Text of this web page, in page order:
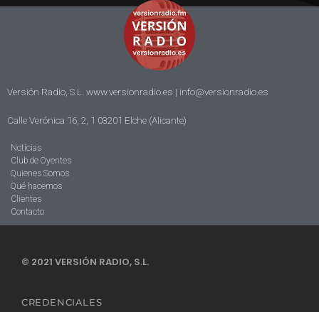
Versión Radio, S.L. www.versionradio.es | info@versionradio.es
Calle Verónica 16, 2, 1 03201 Elche (Alicante)
Noticias
Club de Oyentes
Quienes Somos
Qué hacemos
Clientes
Contacto
© 2021 VERSIÓN RADIO, S.L.
CREDENCIALES